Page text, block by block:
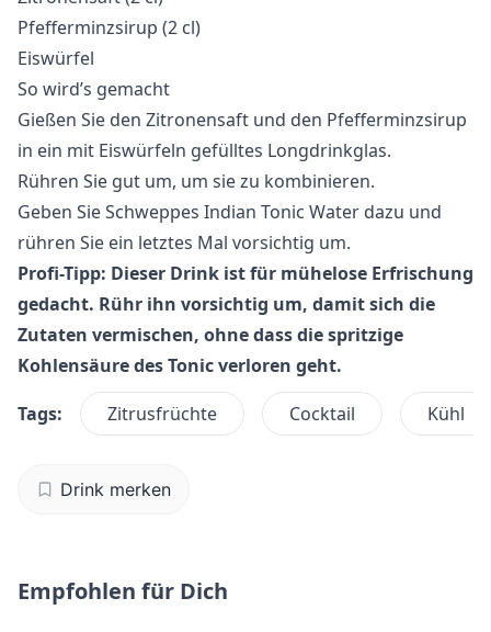
Pfefferminzsirup (2 cl)
Eiswürfel
So wird’s gemacht
Gießen Sie den Zitronensaft und den Pfefferminzsirup
in ein mit Eiswürfeln gefülltes Longdrinkglas.
Rühren Sie gut um, um sie zu kombinieren.
Geben Sie Schweppes Indian Tonic Water dazu und
rühren Sie ein letztes Mal vorsichtig um.
Profi-Tipp: Dieser Drink ist für mühelose Erfrischung
gedacht. Rühr ihn vorsichtig um, damit sich die
Zutaten vermischen, ohne dass die spritzige
Kohlensäure des Tonic verloren geht.
Tags:
Zitrusfrüchte Cocktail Kühl
Drink merken
Empfohlen für Dich